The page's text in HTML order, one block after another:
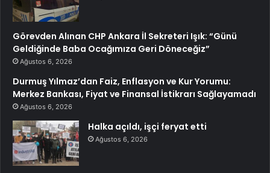
Görevden Alınan CHP Ankara İl Sekreteri Işık: “Günü
Geldiğinde Baba Ocağımıza Geri Döneceğiz”
Ağustos 6, 2026
Durmuş Yılmaz’dan Faiz, Enflasyon ve Kur Yorumu:
Merkez Bankası, Fiyat ve Finansal İstikrarı Sağlayamadı
Ağustos 6, 2026
Halka açıldı, işçi feryat etti
Ağustos 6, 2026